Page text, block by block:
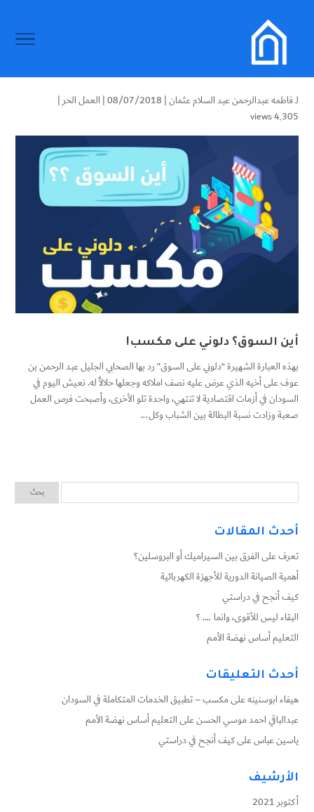
لـفاطمه عبدالرحمن عبد السلام عثمان| 08/07/2018 | العمل الحر|
4٬305 views
أين السوق؟ دلوني على مكسب!
بهذه العبارة الشهيرة “دلوني على السوق” رد بها الصحابي الجليل عبد الرحمن بن
عوف على أخيه الذي عرض عليه نصف املاكه وجعلها حلالاً له. نعيش اليوم في
السودان في أزمات اقتصادية لا تنتهي، واحدة تلو الأخرى، وأصبحت فرص العمل
صعبة وزادت نسبة البطالة بين الشباب وكل...
أحدث المقالات
تعرف على الفرق بين السيراميك أو البروسلين؟
أهمية الصيانة الدورية للأجهزة الكهربائية
كيف أنجح في دراستي
البقاء ليس للأقوى، وانما …. ؟
التعليم أساس نهضة الأمم
أحدث التعليقات
هيفاء ابوسنينهعلىمكسب – تطبيق الخدمات المتكاملة في السودان
عبدالباقي احمد موسي الحسنعلىالتعليم أساس نهضة الأمم
ياسين عباسعلىكيف أنجح في دراستي
الأرشيف
أكتوبر 2021